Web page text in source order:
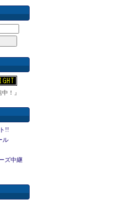
！』
!!
ル
ズ中継